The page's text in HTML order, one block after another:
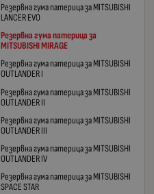
Резервна гума патерица за MITSUBISHI
LANCER EVO
Резервна гума патерица за
MITSUBISHI MIRAGE
Резервна гума патерица за MITSUBISHI
OUTLANDER I
Резервна гума патерица за MITSUBISHI
OUTLANDER II
Резервна гума патерица за MITSUBISHI
OUTLANDER III
Резервна гума патерица за MITSUBISHI
OUTLANDER IV
Резервна гума патерица за MITSUBISHI
SPACE STAR